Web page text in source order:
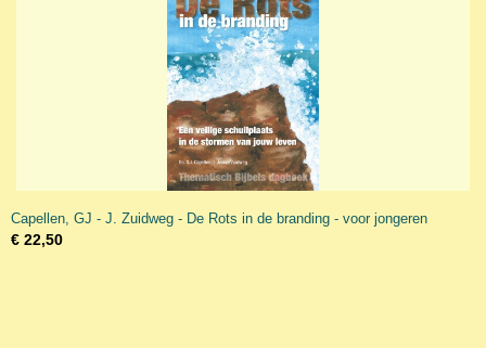
Capellen, GJ - J. Zuidweg - De Rots in de branding - voor jongeren
€ 22,50